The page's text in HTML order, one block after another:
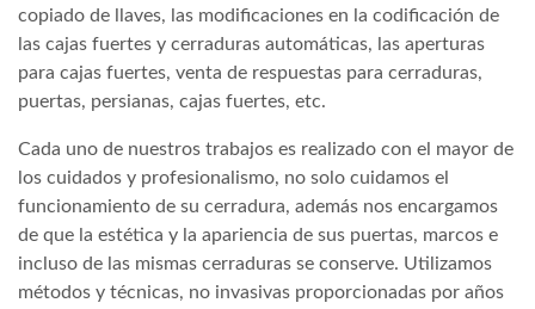
copiado de llaves, las modificaciones en la codificación de
las cajas fuertes y cerraduras automáticas, las aperturas
para cajas fuertes, venta de respuestas para cerraduras,
puertas, persianas, cajas fuertes, etc.
Cada uno de nuestros trabajos es realizado con el mayor de
los cuidados y profesionalismo, no solo cuidamos el
funcionamiento de su cerradura, además nos encargamos
de que la estética y la apariencia de sus puertas, marcos e
incluso de las mismas cerraduras se conserve. Utilizamos
métodos y técnicas, no invasivas proporcionadas por años